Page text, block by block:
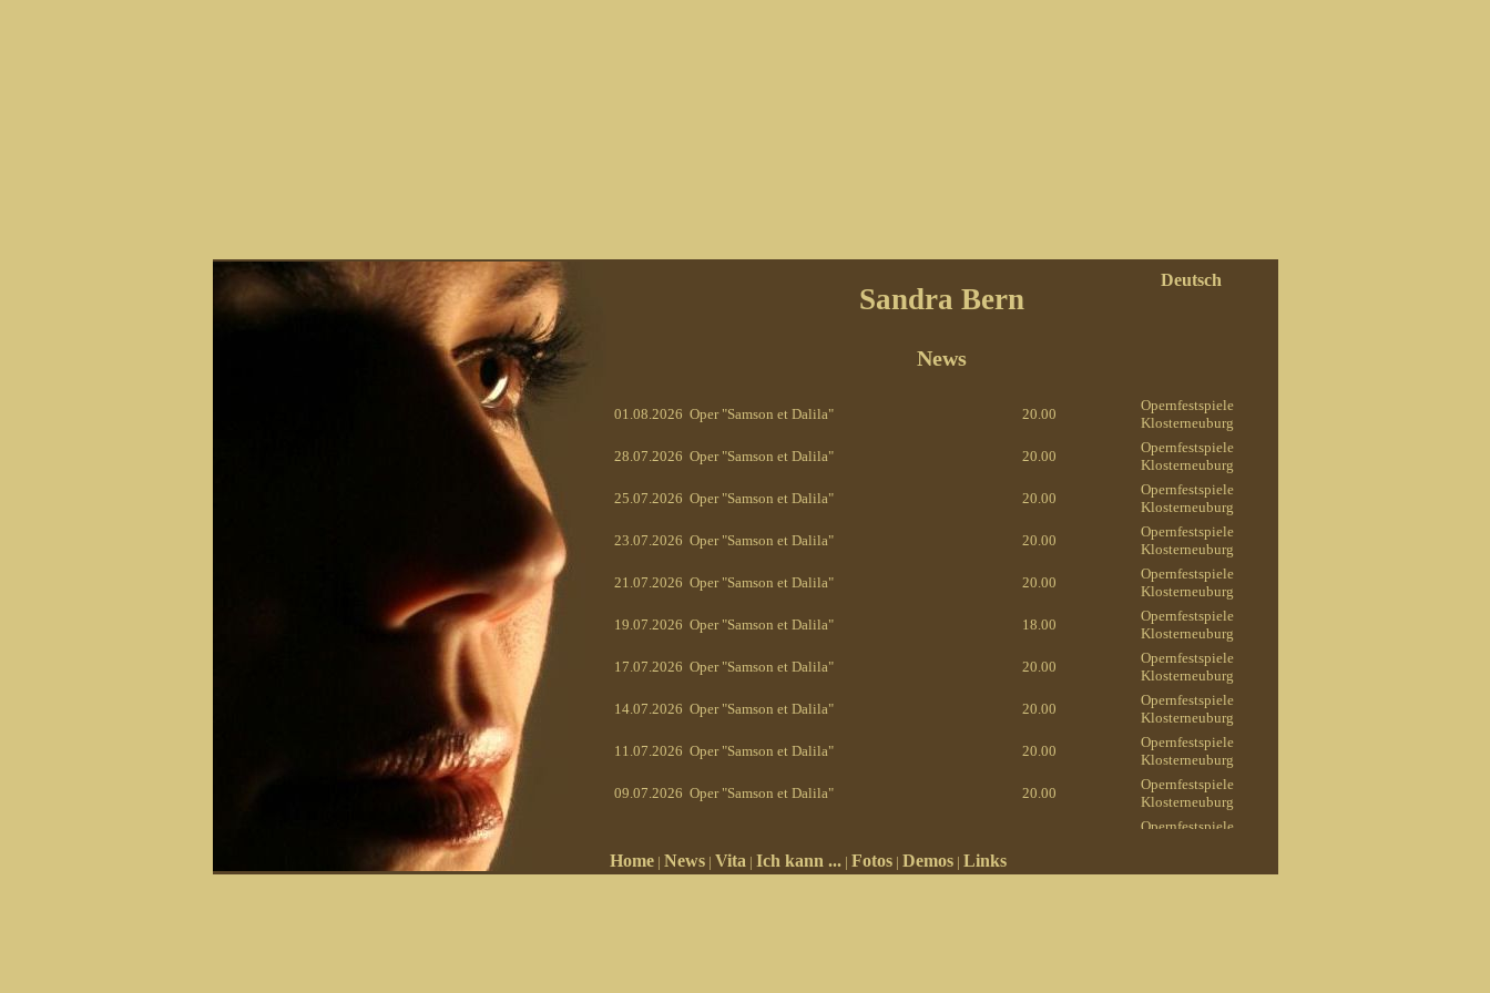
Deutsch
Sandra Bern
News
01.08.2026 Oper "Samson et Dalila" 20.00
Opernfestspiele
Klosterneuburg
28.07.2026 Oper "Samson et Dalila" 20.00
Opernfestspiele
Klosterneuburg
25.07.2026 Oper "Samson et Dalila" 20.00
Opernfestspiele
Klosterneuburg
23.07.2026 Oper "Samson et Dalila" 20.00
Opernfestspiele
Klosterneuburg
21.07.2026 Oper "Samson et Dalila" 20.00
Opernfestspiele
Klosterneuburg
19.07.2026 Oper "Samson et Dalila" 18.00
Opernfestspiele
Klosterneuburg
17.07.2026 Oper "Samson et Dalila" 20.00
Opernfestspiele
Klosterneuburg
14.07.2026 Oper "Samson et Dalila" 20.00
Opernfestspiele
Klosterneuburg
11.07.2026 Oper "Samson et Dalila" 20.00
Opernfestspiele
Klosterneuburg
09.07.2026 Oper "Samson et Dalila" 20.00
Opernfestspiele
Klosterneuburg
Opernfestspiele
04.07.2026 Oper "Samson et Dalila" 20.00
Home| News| Vita| Ich kann ...| Fotos| Demos| Links